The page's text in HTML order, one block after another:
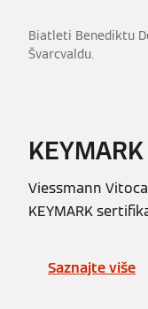
Biatleti Benediktu
Švarcvaldu.
Viessmann
KEYMARK
Saznajte više